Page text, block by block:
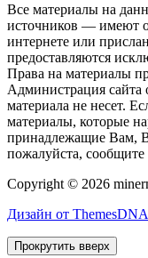
Все материалы на
источников — имеют
интернете или
предоставляются
Права на материалы
Администрация сайта
материала не несет.
материалы, которые
принадлежащие Вам,
пожалуйста, сообщите
Copyright © 2026
Дизайн от
Прокрутить вверх